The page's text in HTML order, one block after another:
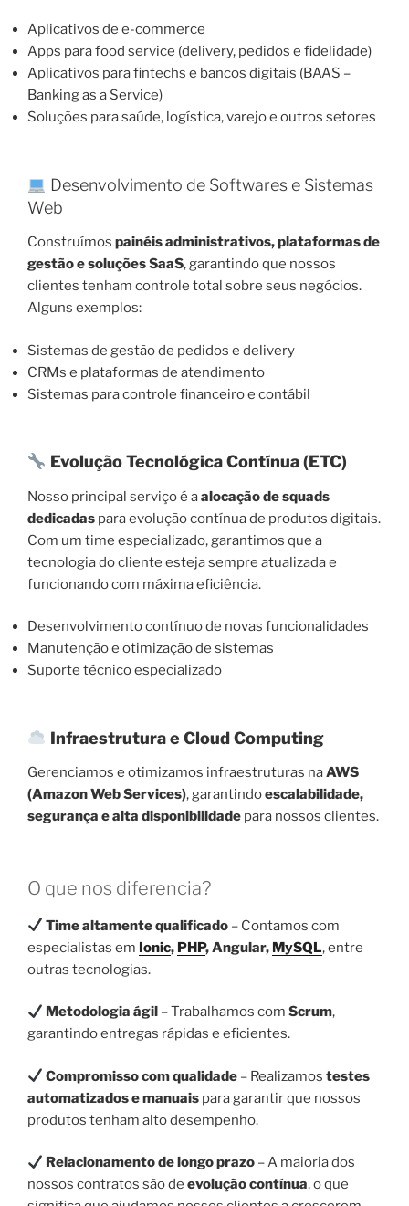
Aplicativos de e-commerce
Apps para food service (delivery, pedidos e fidelidade)
Aplicativos para fintechs e bancos digitais (BAAS –
Banking as a Service)
Soluções para saúde, logística, varejo e outros setores
Desenvolvimento de Softwares e Sistemas
Web
Construímos painéis administrativos, plataformas de
gestão e soluções SaaS, garantindo que nossos
clientes tenham controle total sobre seus negócios.
Alguns exemplos:
Sistemas de gestão de pedidos e delivery
CRMs e plataformas de atendimento
Sistemas para controle financeiro e contábil
Evolução Tecnológica Contínua (ETC)
Nosso principal serviço é aalocação de squads
dedicadas para evolução contínua de produtos digitais.
Com um time especializado, garantimos que a
tecnologia do cliente esteja sempre atualizada e
funcionando com máxima eficiência.
Desenvolvimento contínuo de novas funcionalidades
Manutenção e otimização de sistemas
Suporte técnico especializado
Infraestrutura e Cloud Computing
Gerenciamos e otimizamos infraestruturas naAWS
(Amazon Web Services), garantindoescalabilidade,
segurança e alta disponibilidade para nossos clientes.
O que nos diferencia?
Time altamente qualificado – Contamos com
especialistas em Ionic, PHP, Angular, MySQL, entre
outras tecnologias.
Metodologia ágil – Trabalhamos comScrum,
garantindo entregas rápidas e eficientes.
Compromisso com qualidade – Realizamostestes
automatizados e manuais para garantir que nossos
produtos tenham alto desempenho.
Relacionamento de longo prazo – A maioria dos
nossos contratos são de evolução contínua, o que